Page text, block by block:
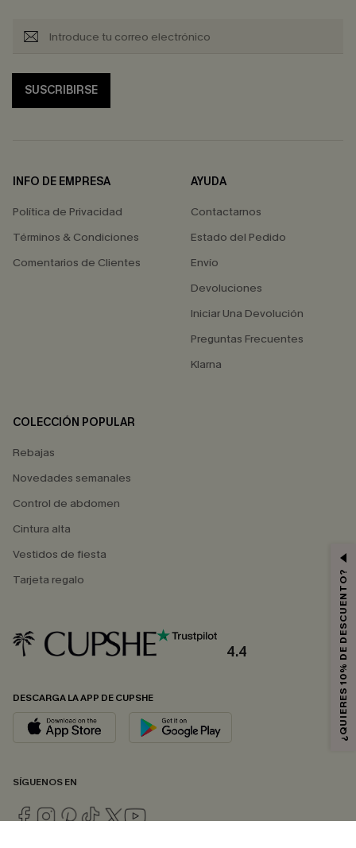
SUSCRIBIRSE
INFO DE EMPRESA
Política de Privacidad
Términos & Condiciones
Comentarios de Clientes
AYUDA
Contactarnos
Estado del Pedido
Envío
Devoluciones
Iniciar Una Devolución
Preguntas Frecuentes
Klarna
COLECCIÓN POPULAR
Rebajas
Novedades semanales
Control de abdomen
Cintura alta
Vestidos de fiesta
Tarjeta regalo
4.4
DESCARGA LA APP DE CUPSHE
SÍGUENOS EN
¿QUIERES 10% DE DESCUENTO?